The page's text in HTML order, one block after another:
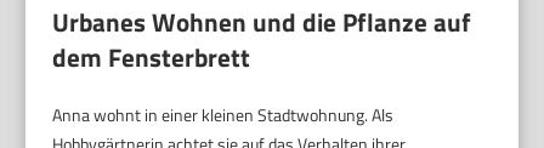
Urbanes Wohnen und die Pflanze auf
dem Fensterbrett
Anna wohnt in einer kleinen Stadtwohnung. Als